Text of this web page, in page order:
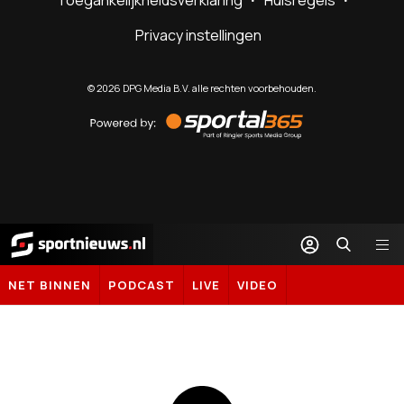
Privacy instellingen
©2026 DPG Media B.V. alle rechten voorbehouden.
by
Sportal365
Sportnieuws.nl
NET BINNEN PODCAST LIVE VIDEO